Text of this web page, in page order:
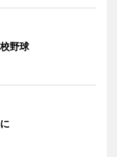
野球